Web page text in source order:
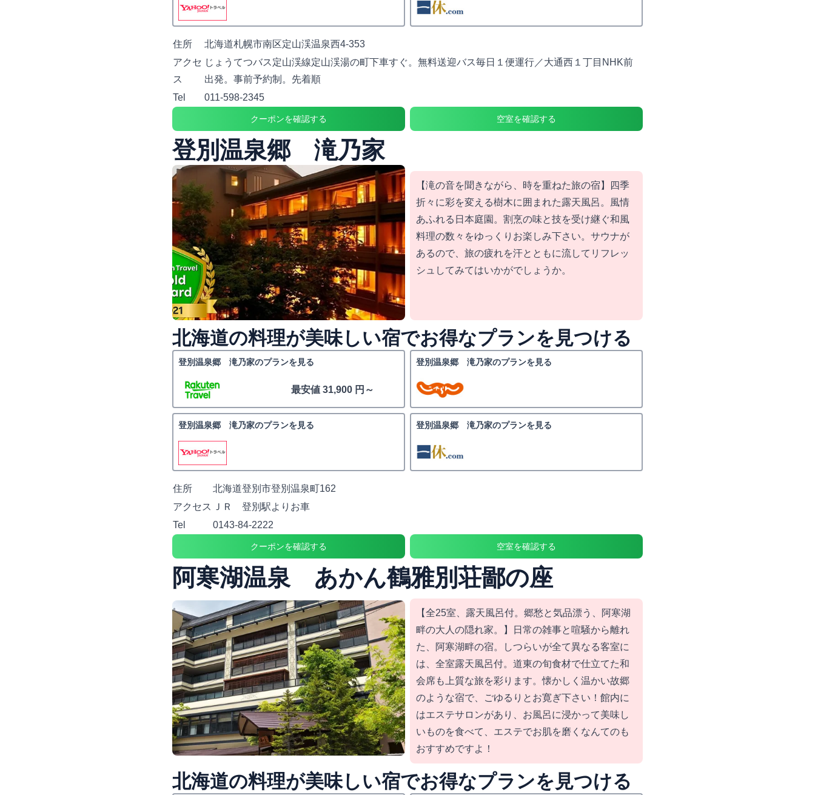
住所
北海道札幌市南区定山渓温泉西4-353
アクセ
ス
じょうてつバス定山渓線定山渓湯の町下車すぐ。無料送迎バス毎日１便運行／大通西１丁目NHK前
出発。事前予約制。先着順
Tel
011-598-2345
クーポンを確認する 空室を確認する
登別温泉郷 滝乃家
【滝の音を聞きながら、時を重ねた旅の宿】四季
折々に彩を変える樹木に囲まれた露天風呂。風情
あふれる日本庭園。割烹の味と技を受け継ぐ和風
料理の数々をゆっくりお楽しみ下さい。サウナが
あるので、旅の疲れを汗とともに流してリフレッ
シュしてみてはいかがでしょうか。
北海道の料理が美味しい宿でお得なプランを見つける
登別温泉郷 滝乃家のプランを見る
最安値 31,900 円～
登別温泉郷 滝乃家のプランを見る
登別温泉郷 滝乃家のプランを見る 登別温泉郷 滝乃家のプランを見る
住所
北海道登別市登別温泉町162
アクセス
ＪＲ 登別駅よりお車
Tel
0143-84-2222
クーポンを確認する 空室を確認する
阿寒湖温泉 あかん鶴雅別荘鄙の座
【全25室、露天風呂付。郷愁と気品漂う、阿寒湖
畔の大人の隠れ家。】日常の雑事と喧騒から離れ
た、阿寒湖畔の宿。しつらいが全て異なる客室に
は、全室露天風呂付。道東の旬食材で仕立てた和
会席も上質な旅を彩ります。懐かしく温かい故郷
のような宿で、ごゆるりとお寛ぎ下さい！館内に
はエステサロンがあり、お風呂に浸かって美味し
いものを食べて、エステでお肌を磨くなんてのも
おすすめですよ！
北海道の料理が美味しい宿でお得なプランを見つける